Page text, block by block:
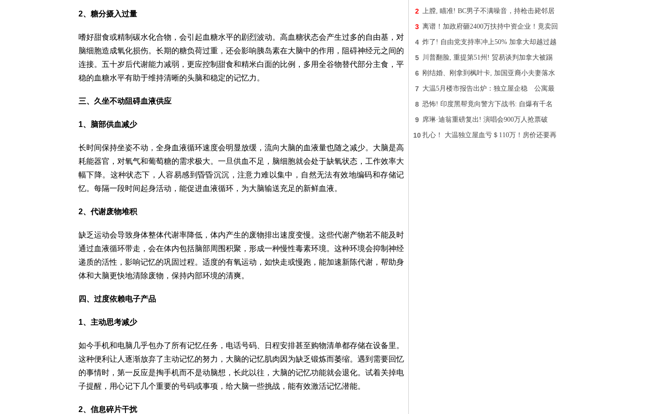
2、糖分摄入过量
嗜好甜食或精制碳水化合物，会引起血糖水平的剧烈波动。高血糖状态会产生过多的自由基，对
脑细胞造成氧化损伤。长期的糖负荷过重，还会影响胰岛素在大脑中的作用，阻碍神经元之间的
连接。五十岁后代谢能力减弱，更应控制甜食和精米白面的比例，多用全谷物替代部分主食，平
稳的血糖水平有助于维持清晰的头脑和稳定的记忆力。
三、久坐不动阻碍血液供应
1、脑部供血减少
长时间保持坐姿不动，全身血液循环速度会明显放缓，流向大脑的血液量也随之减少。大脑是高
耗能器官，对氧气和葡萄糖的需求极大。一旦供血不足，脑细胞就会处于缺氧状态，工作效率大
幅下降。这种状态下，人容易感到昏昏沉沉，注意力难以集中，自然无法有效地编码和存储记
忆。每隔一段时间起身活动，能促进血液循环，为大脑输送充足的新鲜血液。
2、代谢废物堆积
缺乏运动会导致身体整体代谢率降低，体内产生的废物排出速度变慢。这些代谢产物若不能及时
通过血液循环带走，会在体内包括脑部周围积聚，形成一种慢性毒素环境。这种环境会抑制神经
递质的活性，影响记忆的巩固过程。适度的有氧运动，如快走或慢跑，能加速新陈代谢，帮助身
体和大脑更快地清除废物，保持内部环境的清爽。
四、过度依赖电子产品
1、主动思考减少
如今手机和电脑几乎包办了所有记忆任务，电话号码、日程安排甚至购物清单都存储在设备里。
这种便利让人逐渐放弃了主动记忆的努力，大脑的记忆肌肉因为缺乏锻炼而萎缩。遇到需要回忆
的事情时，第一反应是掏手机而不是动脑想，长此以往，大脑的记忆功能就会退化。试着关掉电
子提醒，用心记下几个重要的号码或事项，给大脑一些挑战，能有效激活记忆潜能。
2、信息碎片干扰
2 上膛, 瞄准! BC男子不满噪音，持枪击毙邻居
3 离谱！加政府砸2400万扶持中资企业！竟卖回
4 炸了! 自由党支持率冲上50% 加拿大却越过越
5 川普翻脸, 重提第51州! 贸易谈判加拿大被踢
6 刚结婚、刚拿到枫叶卡, 加国亚裔小夫妻落水
7 大温5月楼市报告出炉：独立屋企稳 公寓最
8 恐怖! 印度黑帮竟向警方下战书: 自爆有千名
9 席琳·迪翁重磅复出! 演唱会900万人抢票破
10 扎心！ 大温独立屋血亏＄110万！房价还要再